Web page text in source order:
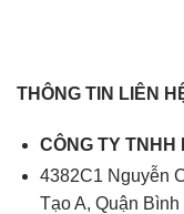
THÔNG TIN LIÊN
CÔNG TY TNHH
4382C1 Nguyễn
Tạo A, Quận Bình